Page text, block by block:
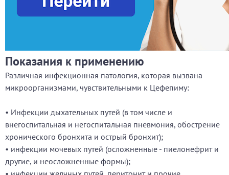
Показания к применению
Различная инфекционная патология, которая вызвана
микроорганизмами, чувствительными к Цефепиму:
• Инфекции дыхательных путей (в том числе и
внегоспитальная и негоспитальная пневмония, обострение
хронического бронхита и острый бронхит);
• инфекции мочевых путей (осложненные - пиелонефрит и
другие, и неосложненные формы);